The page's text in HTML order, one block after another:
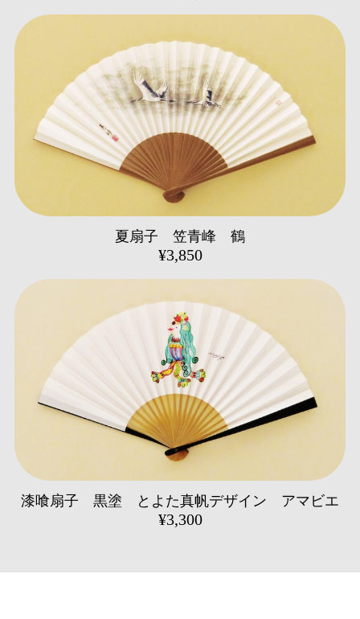
夏扇子 笠青峰 鶴
¥3,850
漆喰扇子 黒塗 とよた真帆デザイン アマビエ
¥3,300